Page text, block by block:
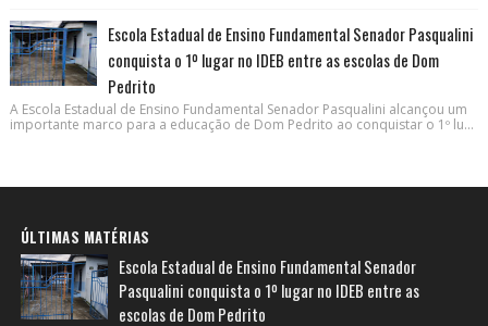
Escola Estadual de Ensino Fundamental Senador Pasqualini
conquista o 1º lugar no IDEB entre as escolas de Dom
Pedrito
A Escola Estadual de Ensino Fundamental Senador Pasqualini alcançou um
importante marco para a educação de Dom Pedrito ao conquistar o 1º lu...
ÚLTIMAS MATÉRIAS
Escola Estadual de Ensino Fundamental Senador
Pasqualini conquista o 1º lugar no IDEB entre as
escolas de Dom Pedrito